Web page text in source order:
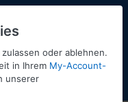
oder ablehnen.
in Ihrem My-Account-
unserer